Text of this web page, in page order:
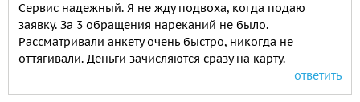
Сервис надежный. Я не жду подвоха, когда подаю
заявку. За 3 обращения нареканий не было.
Рассматривали анкету очень быстро, никогда не
оттягивали. Деньги зачисляются сразу на карту.
ответить